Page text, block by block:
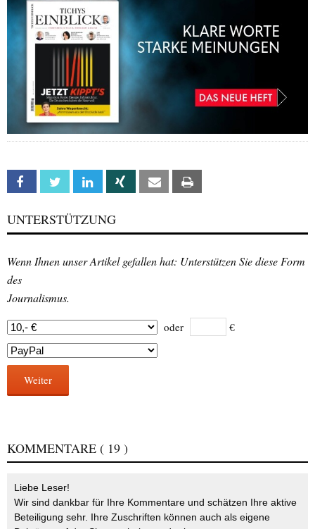
Facebook Twitter Linkedin Xing Email
UNTERSTÜTZUNG
Wenn Ihnen unser Artikel gefallen hat: Unterstützen Sie diese Form
des
Journalismus.
oder €
Weiter
KOMMENTARE ( 19 )
Liebe Leser!
Wir sind dankbar für Ihre Kommentare und schätzen Ihre aktive
Beteiligung sehr. Ihre Zuschriften können auch als eigene